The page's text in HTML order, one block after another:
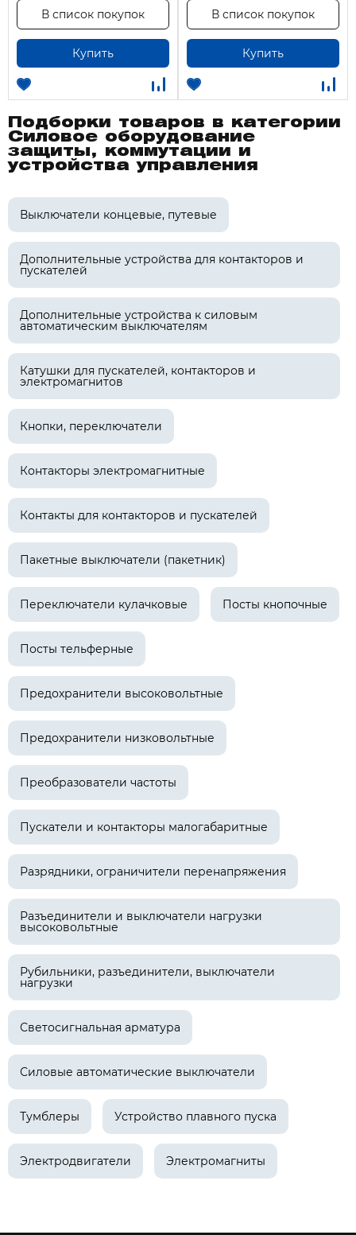
Купить
В список покупок
Купить
В список покупок
Подборки товаров в категории
Силовое оборудование
защиты, коммутации и
устройства управления
Выключатели концевые, путевые
Дополнительные устройства для контакторов и
пускателей
Дополнительные устройства к силовым
автоматическим выключателям
Катушки для пускателей, контакторов и
электромагнитов
Кнопки, переключатели
Контакторы электромагнитные
Контакты для контакторов и пускателей
Пакетные выключатели (пакетник)
Переключатели кулачковые Посты кнопочные
Посты тельферные
Предохранители высоковольтные
Предохранители низковольтные
Преобразователи частоты
Пускатели и контакторы малогабаритные
Разрядники, ограничители перенапряжения
Разъединители и выключатели нагрузки
высоковольтные
Рубильники, разъединители, выключатели
нагрузки
Светосигнальная арматура
Силовые автоматические выключатели
Тумблеры Устройство плавного пуска
Электродвигатели Электромагниты